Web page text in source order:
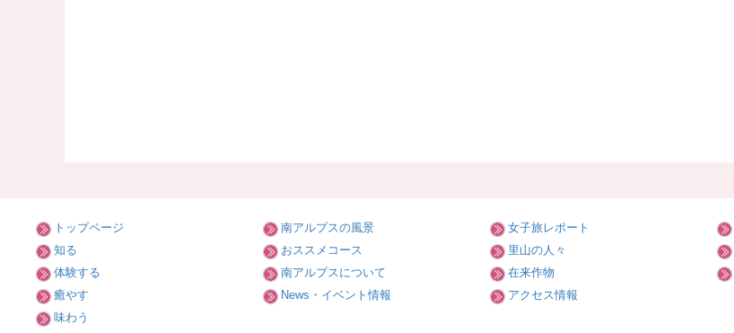
トップページ
知る
体験する
癒やす
味わう
南アルプスの風景
おススメコース
南アルプスについて
News・イベント情報
女子旅レポート
里山の人々
在来作物
アクセス情報